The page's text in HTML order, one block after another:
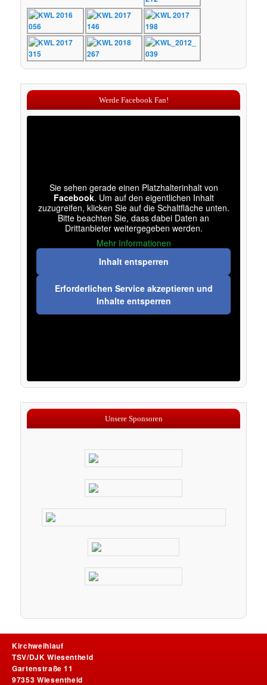
Werde Facebook Fan!
Sie sehen gerade einen Platzhalterinhalt von
Facebook. Um auf den eigentlichen Inhalt
zuzugreifen, klicken Sie auf die Schaltfläche unten.
Bitte beachten Sie, dass dabei Daten an
Drittanbieter weitergegeben werden.
Mehr Informationen
Inhalt entsperren
Erforderlichen Service akzeptieren und
Inhalte entsperren
Unsere Sponsoren
Kirchweihlauf
TSV/DJK Wiesentheid
Gartenstraße 11
97353 Wiesentheid